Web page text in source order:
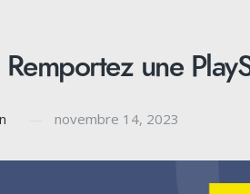
une
novembre 14, 2023